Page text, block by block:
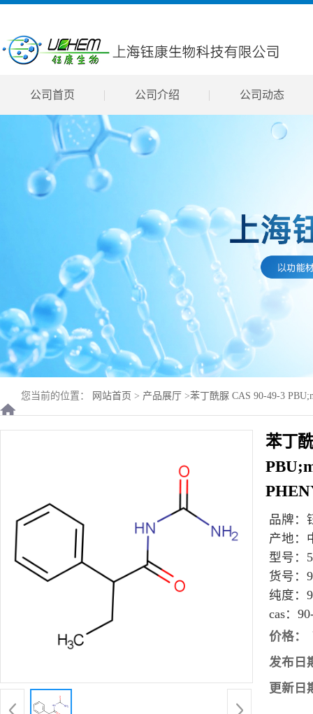
公司首页 公司介绍 公司动态
您当前的位置： 网站首页 > 产品展厅 >苯丁酰脲 CAS 90-49-3
苯丁
品牌：
产地：
型号：
货号：
纯度：
cas：
价格：
发布日
更新日